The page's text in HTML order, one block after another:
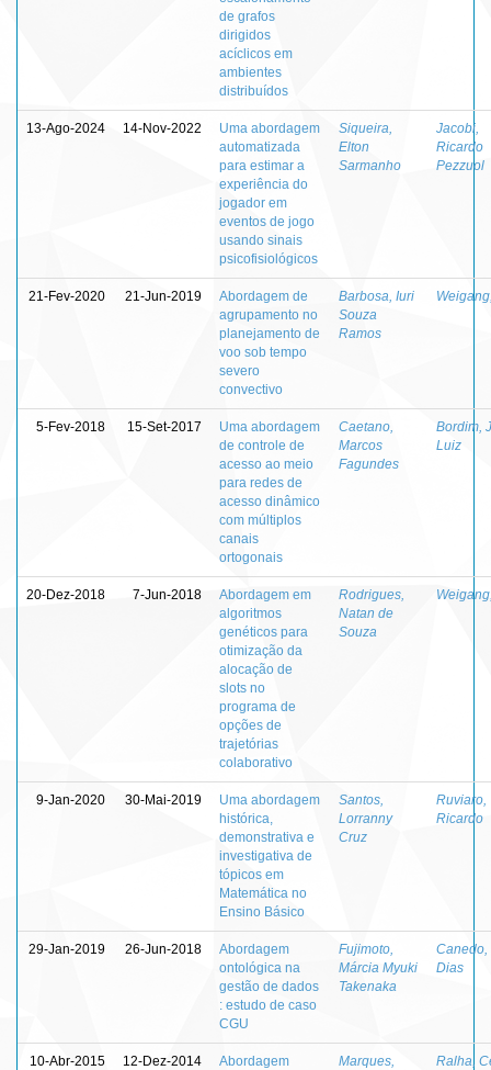
de grafos
dirigidos
acíclicos em
ambientes
distribuídos
13-Ago-2024 14-Nov-2022
Uma abordagem
automatizada
para estimar a
experiência do
jogador em
eventos de jogo
usando sinais
psicofisiológicos
Siqueira,
Elton
Sarmanho
Jacobi,
Ricardo
Pezzuol
21-Fev-2020 21-Jun-2019
Abordagem de
agrupamento no
planejamento de
voo sob tempo
severo
convectivo
Barbosa, Iuri
Souza
Ramos
5-Fev-2018 15-Set-2017
Uma abordagem
de controle de
acesso ao meio
para redes de
acesso dinâmico
com múltiplos
canais
ortogonais
Caetano,
Marcos
Fagundes
Bordim,
Luiz
20-Dez-2018 7-Jun-2018
Abordagem em
algoritmos
genéticos para
otimização da
alocação de
slots no
programa de
opções de
trajetórias
colaborativo
Rodrigues,
Natan de
Souza
9-Jan-2020 30-Mai-2019
Uma abordagem
histórica,
demonstrativa e
investigativa de
tópicos em
Matemática no
Ensino Básico
Santos,
Lorranny
Cruz
Ruviaro,
Ricardo
29-Jan-2019 26-Jun-2018
Abordagem
ontológica na
gestão de dados
: estudo de caso
CGU
Fujimoto,
Márcia Myuki
Takenaka
Canedo,
Dias
10-Abr-2015 12-Dez-2014
Abordagem
Marques,
Ralha,